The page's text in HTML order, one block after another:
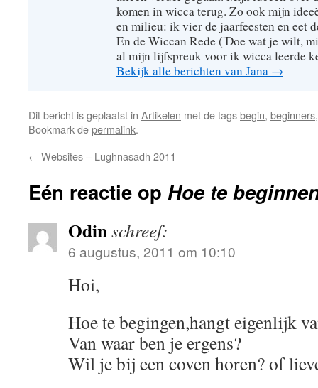
komen in wicca terug. Zo ook mijn
en milieu: ik vier de jaarfeesten en eet
En de Wiccan Rede ('Doe wat je wilt,
al mijn lijfspreuk voor ik wicca leerde
Bekijk alle berichten van Jana →
Dit bericht is geplaatst in Artikelen met de tagsbegin, beginners
Bookmark depermalink.
← Websites – Lughnasadh 2011
Eén reactie op Hoe te
Odinschreef:
6 augustus, 2011 om 10:10
Hoi,
Hoe te begingen,hangt eigenlijk
Van waar ben je ergens?
Wil je bij een coven horen? of